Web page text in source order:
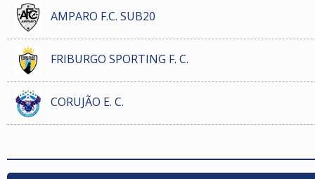
AMPARO F.C. SUB20
FRIBURGO SPORTING F. C.
CORUJÃO E. C.